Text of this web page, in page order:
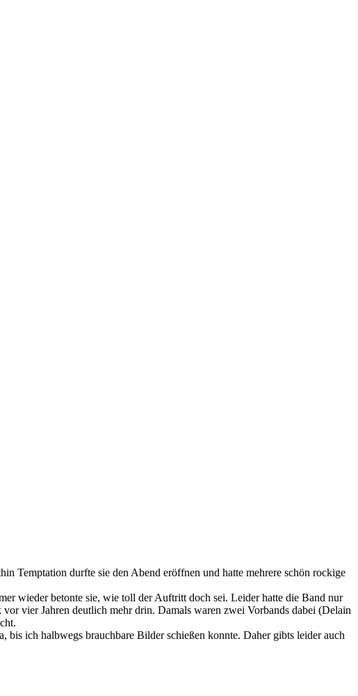
Temptation durfte sie den Abend eröffnen und hatte mehrere schön rockige
wieder betonte sie, wie toll der Auftritt doch sei. Leider hatte die Band nur
vier Jahren deutlich mehr drin. Damals waren zwei Vorbands dabei (Delain
bis ich halbwegs brauchbare Bilder schießen konnte. Daher gibts leider auch